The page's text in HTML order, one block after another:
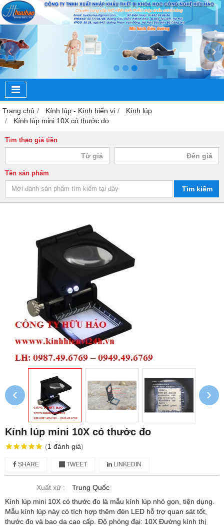
‹ ›
Trang chủ Kính lúp - Kính hiển vi
Kính lúp
Kính lúp mini 10X có thước đo
Tìm theo giá tiền
Tên sản phẩm
Tìm kiếm
‹ ›
Kính lúp mini 10X có thước đo
(1 đánh giá)
SHARE TWEET LINKEDIN
Xuất xứ :
Trung Quốc
Kính lúp mini 10X có thước đo là mẫu kính lúp nhỏ gọn, tiện dụng.
Mẫu kính lúp này có tích hợp thêm đèn LED hỗ trợ quan sát tốt,
thước đo và bao da cao cấp. Độ phóng đại: 10X Đường kính thị